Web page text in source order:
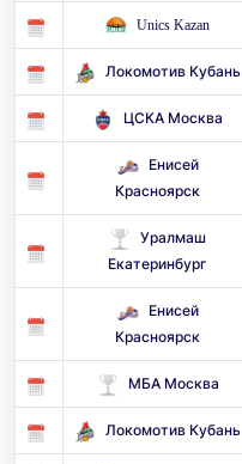
Unics Kazan
Локомотив Кубань
ЦСКА Москва
Енисей
Красноярск
Уралмаш
Екатеринбург
Енисей
Красноярск
МБА Москва
Локомотив Кубань